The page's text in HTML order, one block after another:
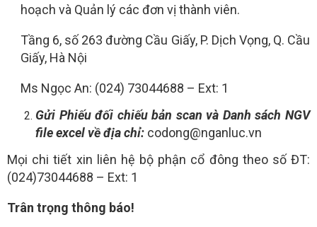
hoạch và Quản lý các đơn vị thành viên.
Tầng 6, số 263 đường Cầu Giấy, P. Dịch Vọng, Q. Cầu
Giấy, Hà Nội
Ms Ngọc An: (024) 73044688 – Ext: 1
Gửi Phiếu đối chiếu bản scan và Danh sách NGV
file excel về địa chỉ: codong@nganluc.vn
Mọi chi tiết xin liên hệ bộ phận cổ đông theo số ĐT:
(024)73044688 – Ext: 1
Trân trọng thông báo!